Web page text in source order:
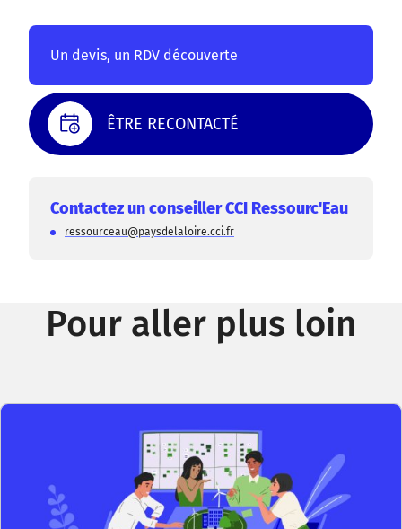
Un devis, un RDV découverte
ÊTRE RECONTACTÉ
Contactez un conseiller CCI Ressourc'Eau
ressourceau@paysdelaloire.cci.fr
Pour aller plus loin